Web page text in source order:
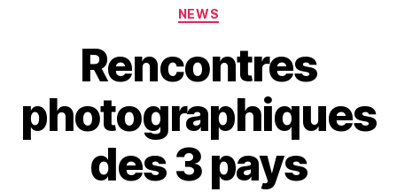
Catégories
NEWS
Rencontres
photographiques
des 3 pays